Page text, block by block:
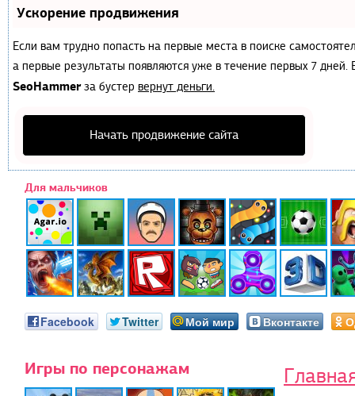
Ускорение продвижения
Если вам трудно попасть на первые места в поиске
а первые результаты появляются уже в течение первых 7
SeoHammerза бустер вернут деньги.
Начать продвижение сайта
Для мальчиков
Facebook Twitter Мой мир Вконтакте
Игры по персонажам